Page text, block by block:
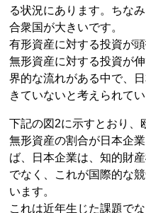
る状況にあります。ちな
合衆国が大きいです。
有形資産に対する投資が
無形資産に対する投資が
界的な流れがある中で、
きていないと考えられてい
下記の図2に示すとおり、
無形資産の割合が日本企
ば、日本企業は、知的財
でなく、これが国際的な
います。
これは近年生じた課題で